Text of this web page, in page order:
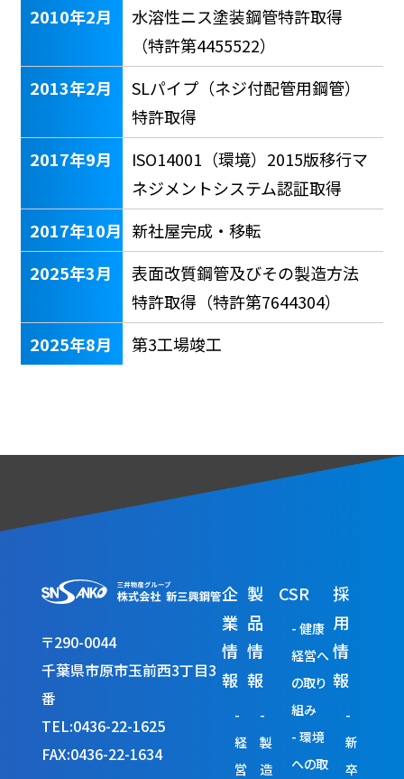
2010年2月
水溶性ニス塗装鋼管特許取得
（特許第4455522）
2013年2月
SLパイプ（ネジ付配管用鋼管）
特許取得
2017年9月
ISO14001（環境）2015版移行マ
ネジメントシステム認証取得
2017年10月 新社屋完成・移転
2025年3月
表面改質鋼管及びその製造方法
特許取得（特許第7644304）
2025年8月
第3工場竣工
〒290-0044
千葉県市原市玉前西3丁目3
番
TEL:0436-22-1625
FAX:0436-22-1634
企
業
情
報
経
営
製
品
情
報
製
造
CSR
健康
経営へ
の取り
組み
環境
への取
採
用
情
報
新
卒